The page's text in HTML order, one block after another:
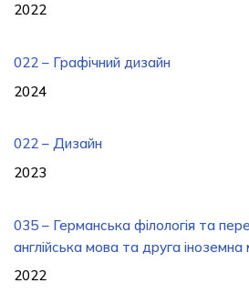
2022
022 – Графічний дизайн
2024
022 – Дизайн
2023
035 – Германська філологія та
англійська мова та друга іноземна
2022